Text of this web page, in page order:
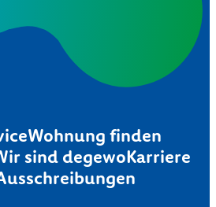
Wohnung finden
sind degewoKarriere